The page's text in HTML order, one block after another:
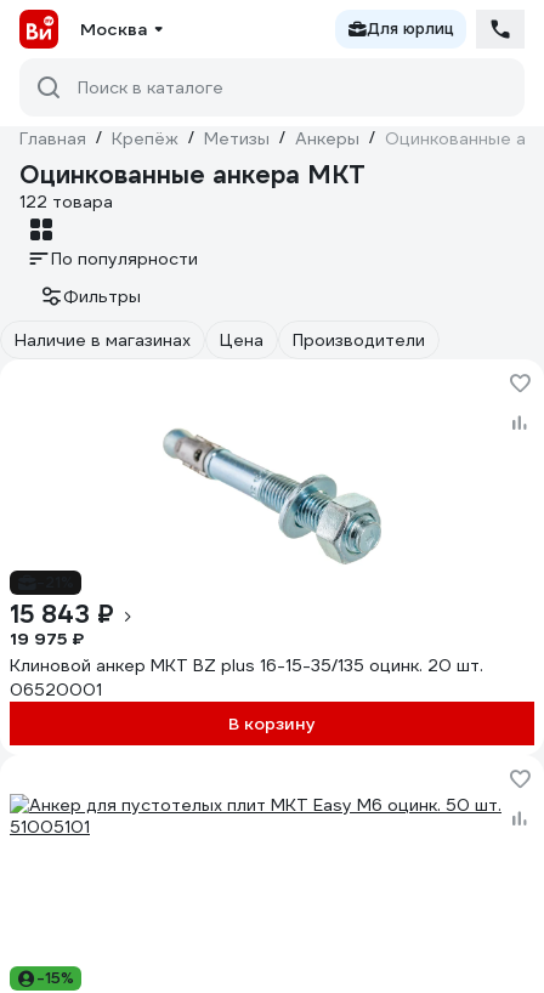
Москва Для юрлиц
Поиск в каталоге
Главная / Крепёж / Метизы / Анкеры / Оцинкованные
Оцинкованные анкера MKT
122 товара
По популярности
Фильтры
Наличие в магазинах
Цена Производители
15 843 ₽
19 975 ₽
Клиновой анкер MKT BZ plus 16-15-35/135 оцинк. 20 шт.
06520001
В корзину
-15%